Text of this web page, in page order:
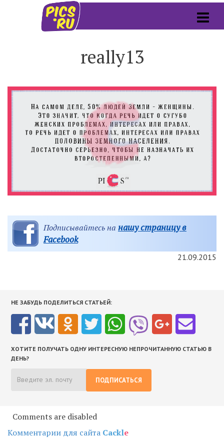
really13
Подписывайтесь на нашу страницу в
Facebook
21.09.2015
НЕ ЗАБУДЬ ПОДЕЛИТЬСЯ СТАТЬЕЙ:
ХОТИТЕ ПОЛУЧАТЬ ОДНУ ИНТЕРЕСНУЮ НЕПРОЧИТАННУЮ СТАТЬЮ В
ДЕНЬ?
ПОДПИСАТЬСЯ
Comments are disabled
Комментарии для сайта Cackle